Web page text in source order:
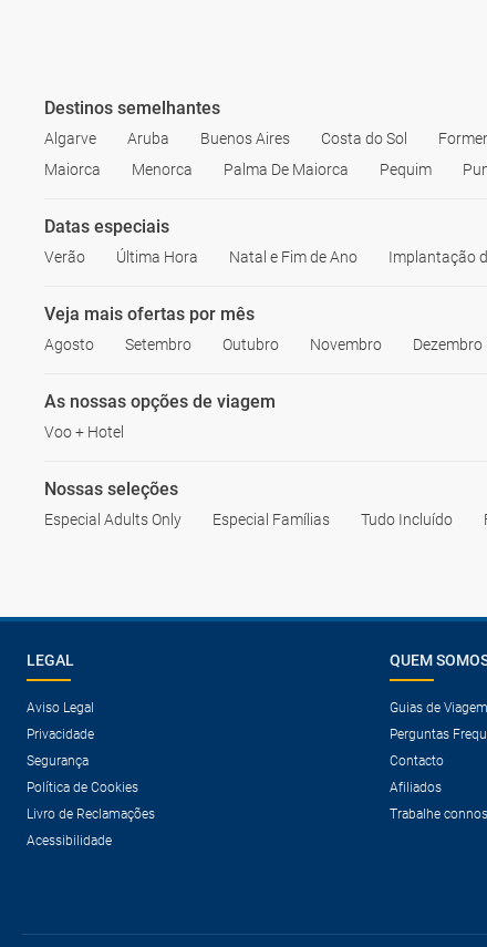
Destinos semelhantes
Algarve Aruba Buenos Aires Costa do Sol
Maiorca
Menorca Palma De Maiorca Pequim
Datas especiais
Verão Última Hora Natal e Fim de Ano Implantação
Veja mais ofertas por mês
Agosto Setembro Outubro Novembro Dezembro
As nossas opções de viagem
Voo + Hotel
Nossas seleções
Especial Adults Only Especial Famílias Tudo Incluído
LEGAL
Aviso Legal
Privacidade
Segurança
Política de Cookies
Livro de Reclamações
Acessibilidade
QUEM
Guias de Viagem
Perguntas
Contacto
Afiliados
Trabalhe